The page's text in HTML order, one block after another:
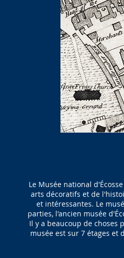
Le Musée national
arts décoratifs et de
et intéressantes. Le
parties, l'ancien musée
Il y a beaucoup de
musée est sur 7 étages et